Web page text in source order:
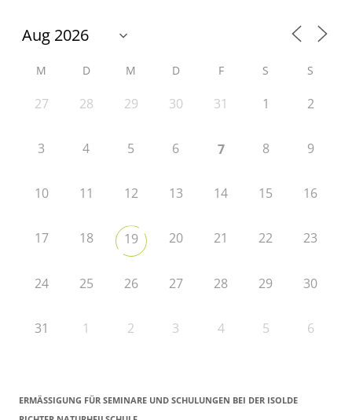
M D M D F S S
27 28 29 30 31 1 2
3 4 5 6 7 8 9
10 11 12 13 14 15 16
17 18 19 20 21 22 23
24 25 26 27 28 29 30
31 1 2 3 4 5 6
ERMÄSSIGUNG FÜR SEMINARE UND SCHULUNGEN BEI DER ISOLDE R